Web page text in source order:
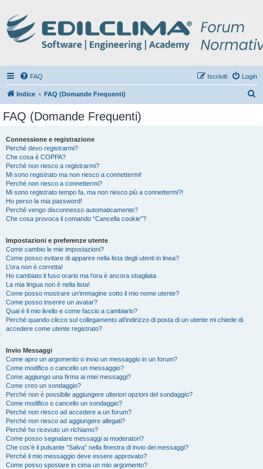
FAQ Login
Iscriviti
Indice FAQ (Domande Frequenti)
FAQ (Domande Frequenti)
Connessione e registrazione
Perché devo registrarmi?
Che cosa è COPPA?
Perché non riesco a registrarmi?
Mi sono registrato ma non riesco a connettermi!
Perché non riesco a connettermi?
Mi sono registrato tempo fa, ma non riesco più a connettermi?!
Ho perso la mia password!
Perché vengo disconnesso automaticamente?
Che cosa provoca il comando “Cancella cookie”?
Impostazioni e preferenze utente
Come cambio le mie impostazioni?
Come posso evitare di apparire nella lista degli utenti in linea?
L’ora non è corretta!
Ho cambiato il fuso orario ma l’ora è ancora sbagliata
La mia lingua non è nella lista!
Come posso mostrare un’immagine sotto il mio nome utente?
Come posso inserire un avatar?
Qual è il mio livello e come faccio a cambiarlo?
Perché quando clicco sul collegamento all’indirizzo di posta di un utente mi chiede di
accedere come utente registrato?
Invio Messaggi
Come apro un argomento o invio un messaggio in un forum?
Come modifico o cancello un messaggio?
Come aggiungo una firma ai miei messaggi?
Come creo un sondaggio?
Perché non è possibile aggiungere ulteriori opzioni del sondaggio?
Come modifico o cancello un sondaggio?
Perché non riesco ad accedere a un forum?
Perché non riesco ad aggiungere allegati?
Perché ho ricevuto un richiamo?
Come posso segnalare messaggi ai moderatori?
Che cos’è il pulsante “Salva” nella finestra di invio dei messaggi?
Perché il mio messaggio deve essere approvato?
Come posso spostare in cima un mio argomento?